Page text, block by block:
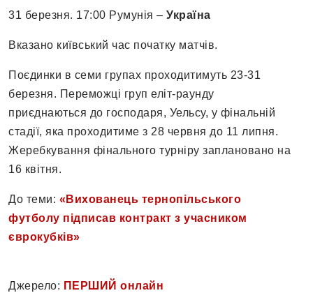
31 березня. 17:00 Румунія – Україна
Вказано київський час початку матчів.
Поєдинки в семи групах проходитимуть 23-31
березня. Переможці груп еліт-раунду
приєднаються до господаря, Уельсу, у фінальній
стадії, яка проходитиме з 28 червня до 11 липня.
Жеребкування фінального турніру заплановано на
16 квітня.
До теми: «Вихованець тернопільського
футболу підписав контракт з учасником
єврокубків»
Джерело: ПЕРШИЙ онлайн